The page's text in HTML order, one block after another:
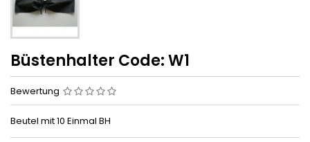
Büstenhalter Code: W1
Bewertung
Beutel mit 10 Einmal BH